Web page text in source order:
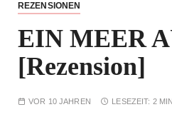
REZENSIONEN
EIN MEER
[Rezension]
VOR 10 JAHREN LESEZEIT: 2